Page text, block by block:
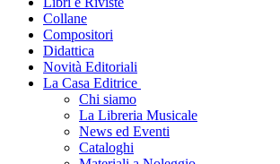
Collane
Compositori
Didattica
Novità Editoriali
La Casa Editrice
Chi siamo
La Libreria Musicale
News ed Eventi
Cataloghi